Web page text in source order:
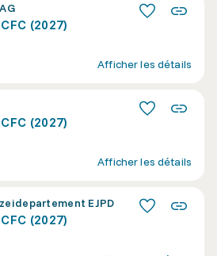
(2027)
Afficher les détails
(2027)
Afficher les détails
EJPD
(2027)